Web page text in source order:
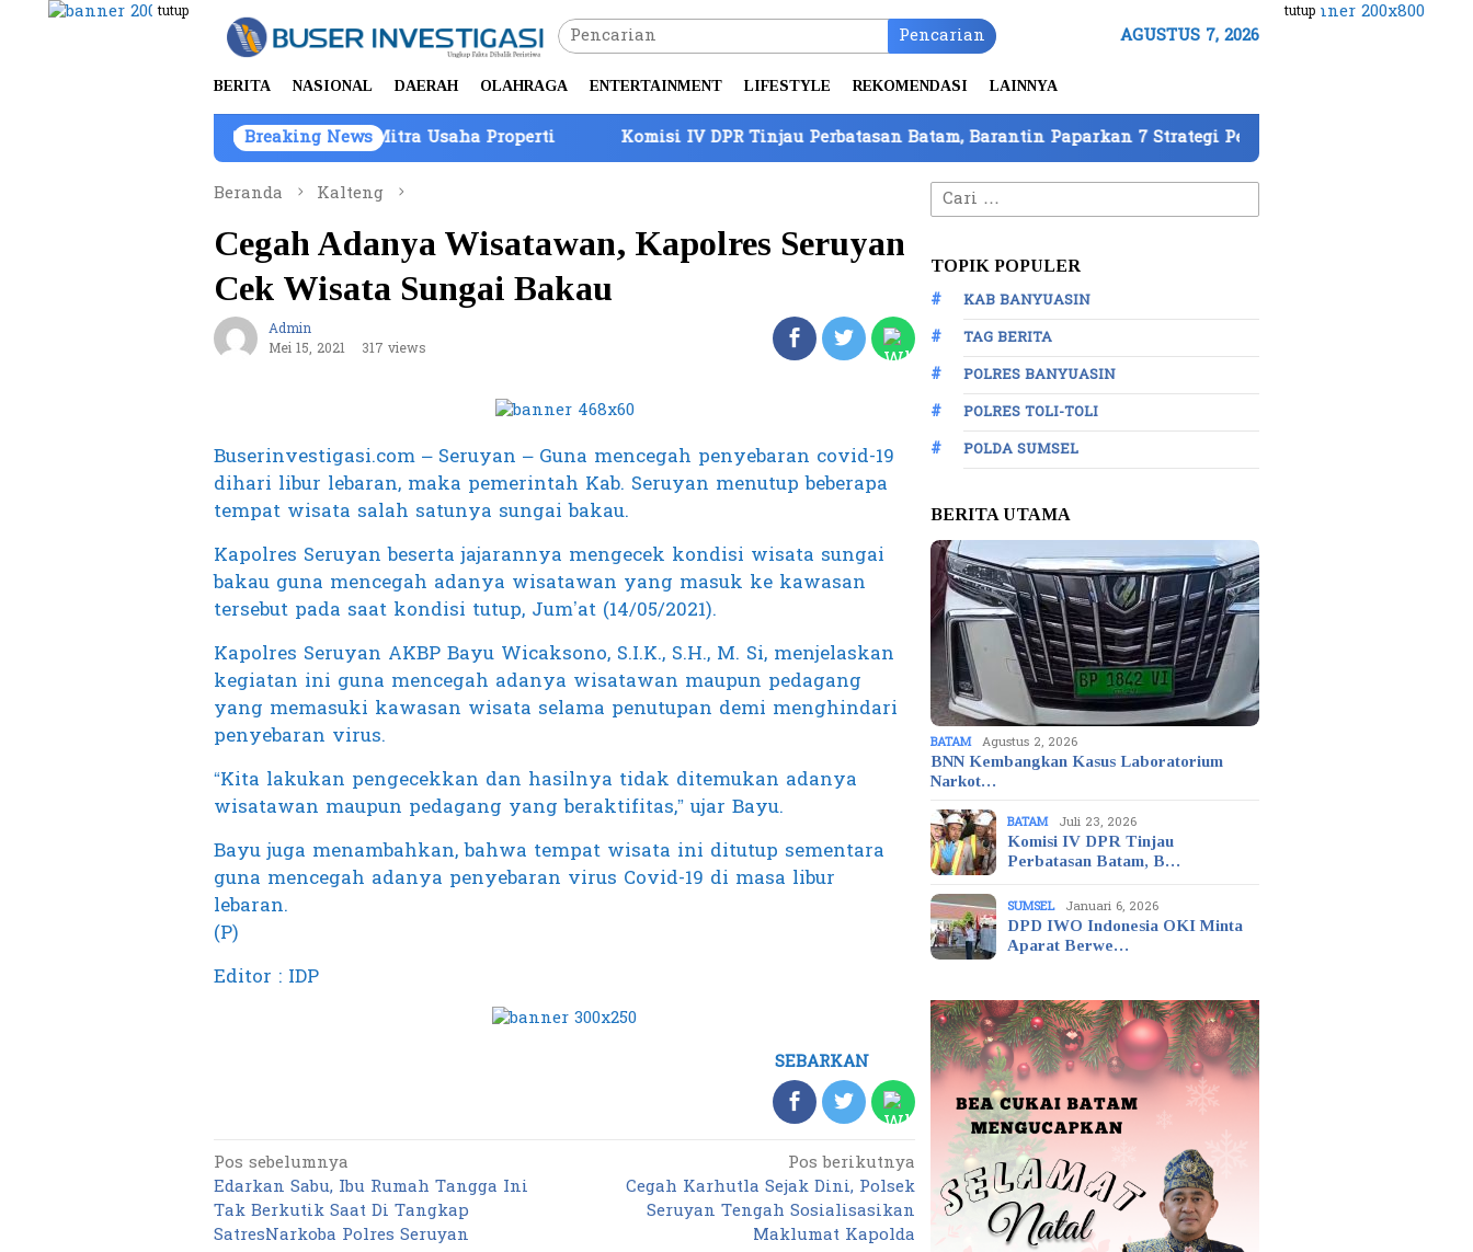
Loncat
tutup tutup
Pencarian AGUSTUS 7, 2026
BERITA NASIONAL DAERAH OLAHRAGA ENTERTAINMENT LIFESTYLE REKOMENDASI LAINNYA
Breaking News
Bukti Atas Nama PT Mitra Usaha Properti Komisi IV DPR Tinjau Perbatasan Batam, Barantin Paparkan 7 Strategi Perkuat Pengawasan
Beranda
Kalteng
Cegah Adanya Wisatawan, Kapolres Seruyan
Cek Wisata Sungai Bakau
Admin
Mei 15, 2021
317 views
Buserinvestigasi.com – Seruyan – Guna mencegah penyebaran covid-19
dihari libur lebaran, maka pemerintah Kab. Seruyan menutup beberapa
tempat wisata salah satunya sungai bakau.
Kapolres Seruyan beserta jajarannya mengecek kondisi wisata sungai
bakau guna mencegah adanya wisatawan yang masuk ke kawasan
tersebut pada saat kondisi tutup, Jum’at (14/05/2021).
Kapolres Seruyan AKBP Bayu Wicaksono, S.I.K., S.H., M. Si, menjelaskan
kegiatan ini guna mencegah adanya wisatawan maupun pedagang
yang memasuki kawasan wisata selama penutupan demi menghindari
penyebaran virus.
“Kita lakukan pengecekkan dan hasilnya tidak ditemukan adanya
wisatawan maupun pedagang yang beraktifitas,” ujar Bayu.
Bayu juga menambahkan, bahwa tempat wisata ini ditutup sementara
guna mencegah adanya penyebaran virus Covid-19 di masa libur
lebaran.
(P)
Editor : IDP
SEBARKAN
Navigasi
pos
Pos sebelumnya
Edarkan Sabu, Ibu Rumah Tangga Ini
Tak Berkutik Saat Di Tangkap
SatresNarkoba Polres Seruyan
Pos berikutnya
Cegah Karhutla Sejak Dini, Polsek
Seruyan Tengah Sosialisasikan
Maklumat Kapolda
Cari
untuk:
TOPIK POPULER
KAB BANYUASIN
TAG BERITA
POLRES BANYUASIN
POLRES TOLI-TOLI
POLDA SUMSEL
BERITA UTAMA
BATAM Agustus 2, 2026
BNN Kembangkan Kasus Laboratorium
Narkot…
BATAM Juli 23, 2026
Komisi IV DPR Tinjau
Perbatasan Batam, B…
SUMSEL Januari 6, 2026
DPD IWO Indonesia OKI Minta
Aparat Berwe…